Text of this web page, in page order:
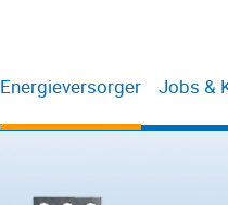
Energieversorger Jobs &